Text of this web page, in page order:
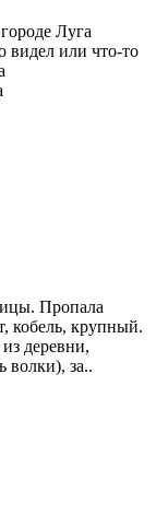
Луга
видел или что-то
Пропала
кобель, крупный.
деревни,
волки), за..